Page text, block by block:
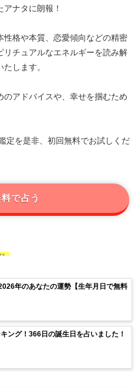
ナタに朗報！
格や本質、恋愛傾向などの精密
チュアルなエネルギーを読み解
します。
アドバイスや、幸せを掴むため
定を是非、初回無料でお試しくだ
で占う
。
年のあなたの運勢【生年月日で無料
ング！366日の誕生日を占いました！